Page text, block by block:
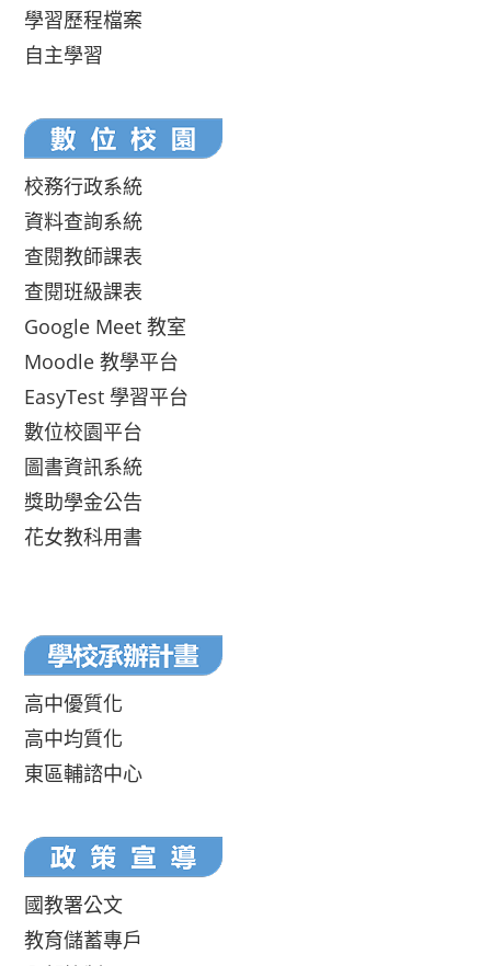
學習歷程檔案
自主學習
校務行政系統
資料查詢系統
查閱教師課表
查閱班級課表
Google Meet 教室
Moodle 教學平台
EasyTest 學習平台
數位校園平台
圖書資訊系統
獎助學金公告
花女教科用書
高中優質化
高中均質化
東區輔諮中心
國教署公文
教育儲蓄專戶